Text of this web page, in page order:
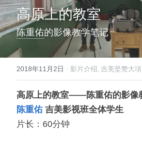
我们的历程
团队成员
加入我们
机构声明
在地合作组织
乡村拍客-影行者
青年影像行动者-乡语者
机构项目&项目宣传片
历年影像
媒体聚焦
支持我们
机构服务品牌
「乡眼」影像库 及 员工通道
「荧光计划」公益放映
高原上的教室
陈重佑的影像教学笔记
2018年11月2日 · 影片介绍, 吉美坚赞大項
高原上的教室——陈重佑的影像
陈重佑 吉美影视班全体学生
片长：60分钟